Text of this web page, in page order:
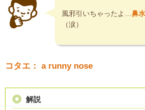
風邪引いちゃったよ… 鼻水
（涙）
コタエ： a runny nose
解説